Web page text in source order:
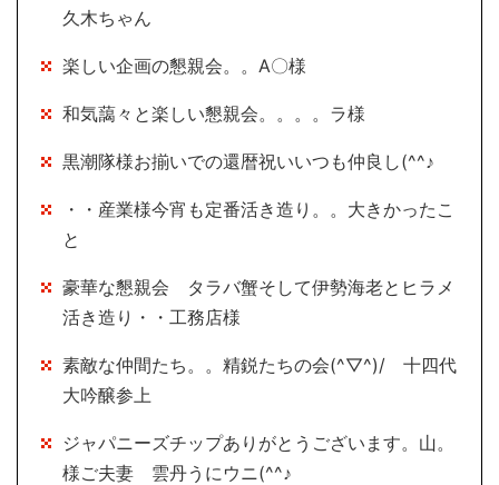
久木ちゃん
楽しい企画の懇親会。。A〇様
和気藹々と楽しい懇親会。。。。ラ様
黒潮隊様お揃いでの還暦祝いいつも仲良し(^^♪
・・産業様今宵も定番活き造り。。大きかったこ
と
豪華な懇親会 タラバ蟹そして伊勢海老とヒラメ
活き造り・・工務店様
素敵な仲間たち。。精鋭たちの会(^▽^)/ 十四代
大吟醸参上
ジャパニーズチップありがとうございます。山。
様ご夫妻 雲丹うにウニ(^^♪